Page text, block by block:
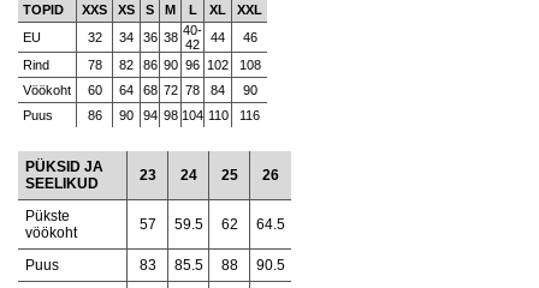
TOPID XXS XS S M L XL
XXL
EU
32 34 36 38 40-
42
44
46
Rind
78 82 86 90 96 102
108
Vöökoht
60 64 68 72 78 84
90
Puus
86 90 94 98 104 110 116
PÜKSID JA
SEELIKUD
23 24 25 26
Pükste
vöökoht
57 59.5 62 64.5
Puus 83 85.5 88
90.5